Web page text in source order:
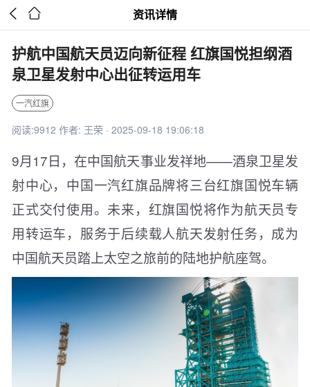
  资讯详情
护航中国航天员迈向新征程 红旗国悦担纲酒
泉卫星发射中心出征转运用车
一汽红旗
阅读:9912 作者: 王荣 · 2025-09-18 19:06:18
9月17日，在中国航天事业发祥地——酒泉卫星发
射中心，中国一汽红旗品牌将三台红旗国悦车辆
正式交付使用。未来，红旗国悦将作为航天员专
用转运车，服务于后续载人航天发射任务，成为
中国航天员踏上太空之旅前的陆地护航座驾。